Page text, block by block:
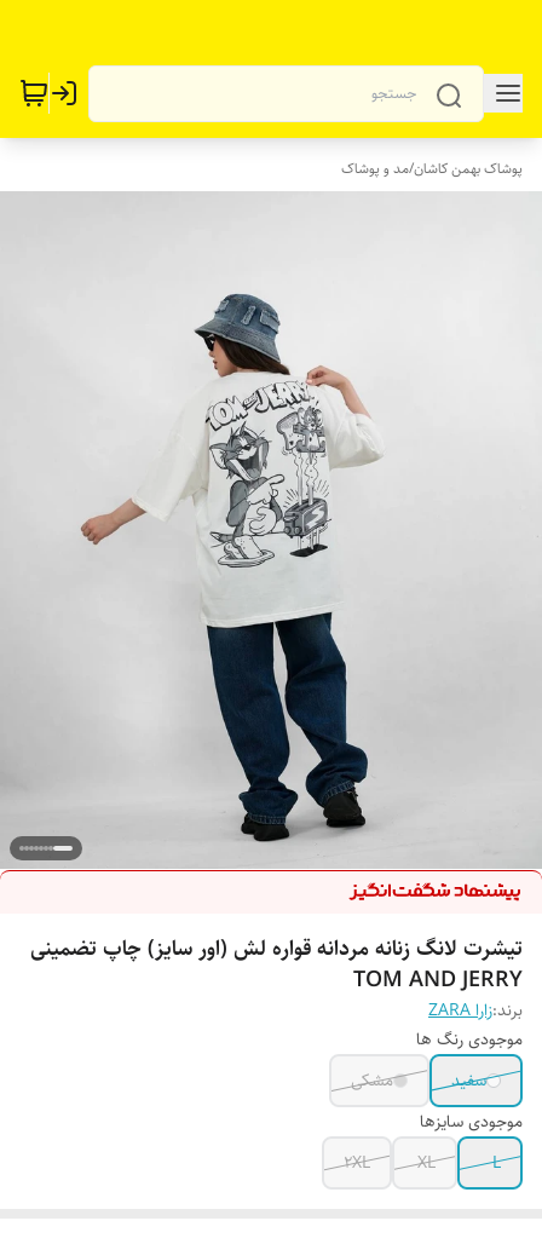
پوشاک بهمن کاشان/مد و پوشاک
تیشرت لانگ زنانه مردانه قواره لش (اور سایز) چاپ تضمینی
TOM AND JERRY
برند:زارا ZARA
موجودی رنگ ها
سفید
مشکی
موجودی سایزها
L
XL
2XL